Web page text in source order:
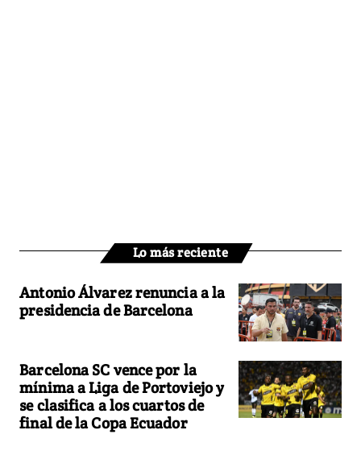
Lo más reciente
Antonio Álvarez renuncia a la
presidencia de Barcelona
Barcelona SC vence por la
mínima a Liga de Portoviejo y
se clasifica a los cuartos de
final de la Copa Ecuador